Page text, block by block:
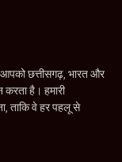
छत्तीसगढ़, भारत और
है। हमारी
ताकि वे हर पहलू से